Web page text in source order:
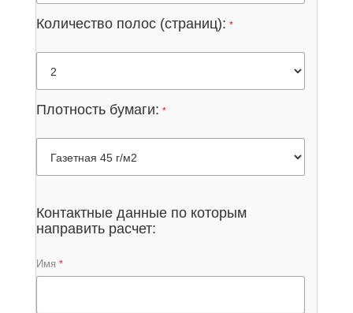
Количество полос (страниц): *
Плотность бумаги: *
Контактные данные по которым
направить расчет:
Имя *